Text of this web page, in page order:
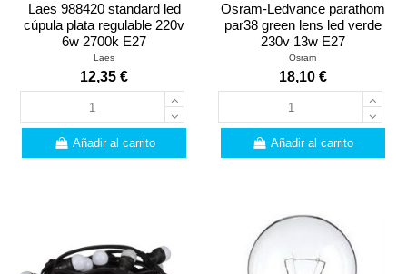
Laes 988420 standard led
cúpula plata regulable 220v
6w 2700k E27
Laes
12,35 €
Añadir al carrito
Osram-Ledvance parathom
par38 green lens led verde
230v 13w E27
Osram
18,10 €
Añadir al carrito